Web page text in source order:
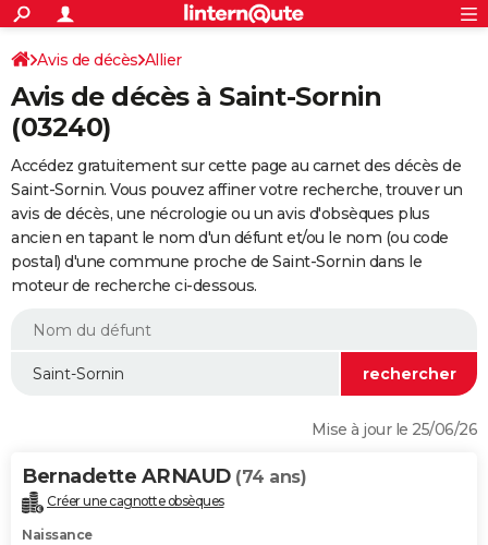
ACTUALITÉS
Politique
Société
Faits Divers
Education
Monde
Villes
+
SPORT
Coupe du monde 2026
Football
Tennis
Cyclisme
Rugby
Forum
FINANCE
Retraite
Impôts
Epargne
Immobilier
Risques naturels par ville
Banque
Assurance
Crédit
Essais
Réserver un essai
Citadines
Berlines
SUV
Forum auto
+
HIGH-TECH
Mobiles
Meilleur smartphone
Internet
Ordinateurs
Jeux vidéo
Guide high-tech
+BRICOLAGE
Forum
Aménagement intérieur
Extérieur
Cuisine
Salle de bains
Jardinage
Rangement
WEEK-END
Guides de France
Escapades
Patrimoine
Expositions
Musées
Week-end nature
LIFESTYLE
Alimentation
Guide de la santé
Maladies
Médicaments
Sommeil
VOYAGE
Destinations
City break
Voyage nature
Voyage de noces
Forum
Climat
+PHOTO
Avis de décès Allier
Avis de décès à Saint-Sornin
(03240)
Accédez gratuitement sur cette page au carnet des décès de
Saint-Sornin. Vous pouvez affiner votre recherche, trouver un
avis de décès, une nécrologie ou un avis d'obsèques plus
ancien en tapant le nom d'un défunt et/ou le nom (ou code
postal) d'une commune proche de Saint-Sornin dans le
moteur de recherche ci-dessous.
Mise à jour le 25/06/26
Bernadette ARNAUD (74 ans)
Créer une cagnotte obsèques
Naissance